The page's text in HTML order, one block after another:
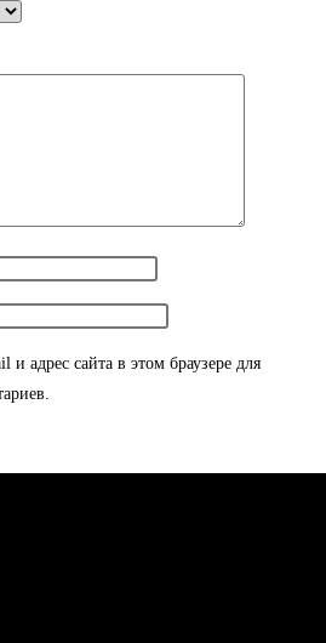
адрес сайта в этом браузере для